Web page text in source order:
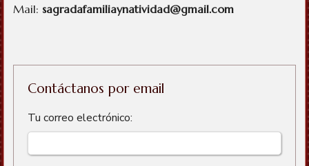
Mail: sagradafamiliaynatividad@gmail.com
Contáctanos por email
Tu correo electrónico: